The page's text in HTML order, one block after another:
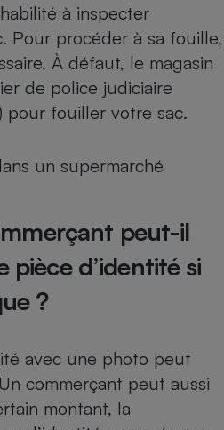
à inspecter
Pour procéder à sa fouille,
À défaut, le magasin
de police judiciaire
pour fouiller votre sac.
un supermarché
peut-il
pièce d’identité si
?
avec une photo peut
commerçant peut aussi
montant, la